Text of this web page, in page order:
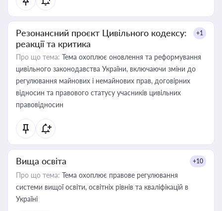
Резонансний проєкт Цивільного кодексу:
реакції та критика
+1
Про що тема: Тема охоплює оновлення та реформування
цивільного законодавства України, включаючи зміни до
регулювання майнових і немайнових прав, договірних
відносин та правового статусу учасників цивільних
правовідносин
Вища освіта +10
Про що тема: Тема охоплює правове регулювання
системи вищої освіти, освітніх рівнів та кваліфікацій в
Україні